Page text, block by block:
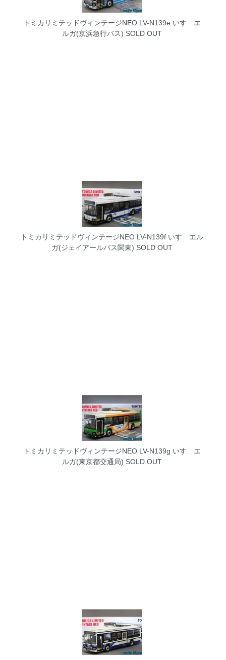
トミカリミテッドヴィンテージNEO LV-N139e いすゞエ
ルガ(京浜急行バス) SOLD OUT
トミカリミテッドヴィンテージNEO LV-N139f いすゞエル
ガ(ジェイアールバス関東) SOLD OUT
トミカリミテッドヴィンテージNEO LV-N139g いすゞエ
ルガ(東京都交通局) SOLD OUT